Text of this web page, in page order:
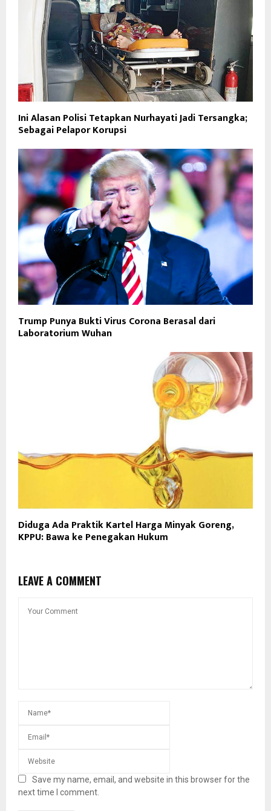
Ini Alasan Polisi Tetapkan Nurhayati Jadi Tersangka;
Sebagai Pelapor Korupsi
Trump Punya Bukti Virus Corona Berasal dari
Laboratorium Wuhan
Diduga Ada Praktik Kartel Harga Minyak Goreng,
KPPU: Bawa ke Penegakan Hukum
LEAVE A COMMENT
Save my name, email, and website in this browser for the
next time I comment.